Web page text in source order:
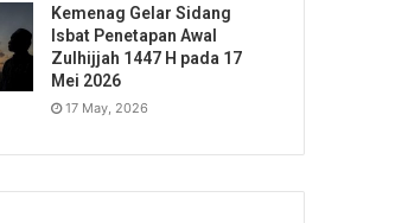
Kemenag Gelar Sidang
Isbat Penetapan Awal
Zulhijjah 1447 H pada 17
Mei 2026
17 May, 2026